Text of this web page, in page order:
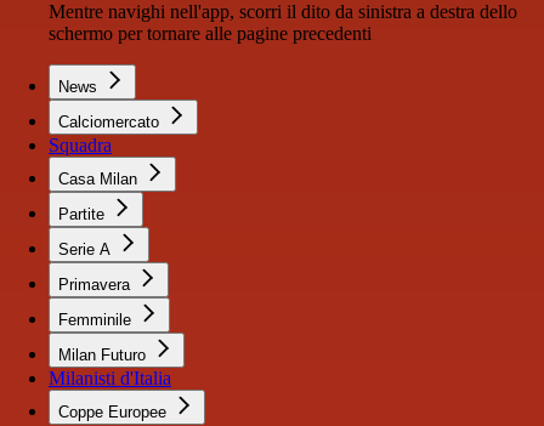
Mentre navighi nell'app, scorri il dito da sinistra a destra dello
schermo per tornare alle pagine precedenti
News
Calciomercato
Squadra
Casa Milan
Partite
Serie A
Primavera
Femminile
Milan Futuro
Milanisti d'Italia
Coppe Europee